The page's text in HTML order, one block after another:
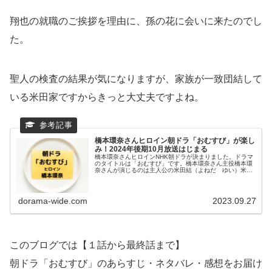
翔也の就職のご挨拶を理由に、孫の花に会いに来たのでし
た。
聖人の検査の結果が気になりますが、家族が一致団結して
いる米田家ですからきっと大丈夫ですよね。
橋本環奈さんヒロイン朝ドラ「おむすび」が楽し
み！2024年後期10月放送はじまる
橋本環奈さんヒロインNHK朝ドラが決まりました。ドラマ
のタイトルは「おむすび」です。橋本環奈さん主役橋本環
奈さんが演じるのは主人公の米田結（よねだ ゆい）米田
dorama-wide.com 2023.09.27
このブログでは【１話から最終話まで】
朝ドラ「おむすび」のあらすじ・ネタバレ・感想をお届け